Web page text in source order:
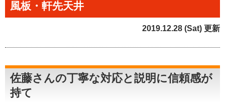
風板・軒先天井
2019.12.28 (Sat) 更新
佐藤さんの丁寧な対応と説明に信頼感が
持て